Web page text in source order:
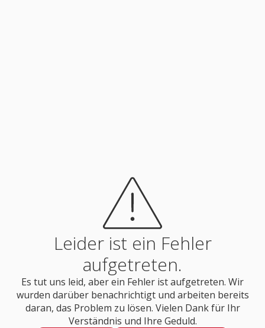
Leider ist ein Fehler
aufgetreten.
Es tut uns leid, aber ein Fehler ist aufgetreten. Wir
wurden darüber benachrichtigt und arbeiten bereits
daran, das Problem zu lösen. Vielen Dank für Ihr
Verständnis und Ihre Geduld.